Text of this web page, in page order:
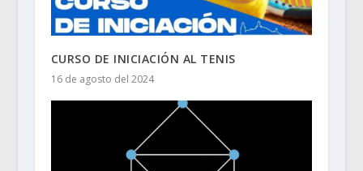
CURSO DE INICIACIÓN AL TENIS
16 de agosto del 2024